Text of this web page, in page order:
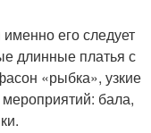
его следует
длинные платья с
«рыбка», узкие
бала,